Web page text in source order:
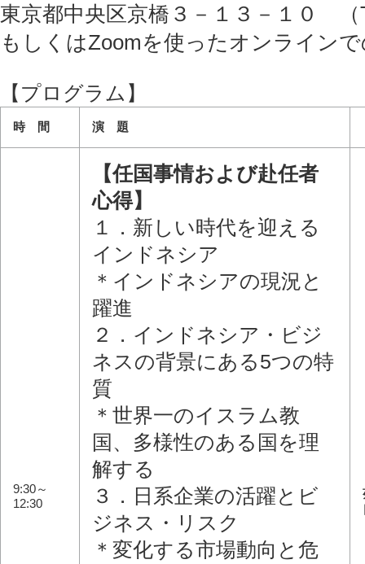
東京都中央区京橋３－１３－１０ （
もしくはZoomを使ったオンライン
【プログラム】
時 間 演 題
9:30～
12:30
【任国事情および赴任者
心得】
１．新しい時代を迎える
インドネシア
＊インドネシアの現況と
躍進
２．インドネシア・ビジ
ネスの背景にある5つの特
質
＊世界一のイスラム教
国、多様性のある国を理
解する
３．日系企業の活躍とビ
ジネス・リスク
＊変化する市場動向と危